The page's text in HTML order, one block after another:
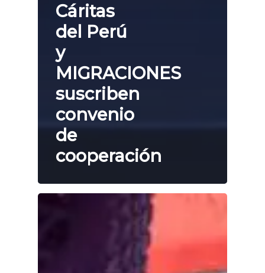
Cáritas
del Perú
y
MIGRACIONES
suscriben
convenio
de
cooperación